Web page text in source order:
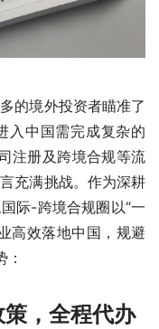
的境外投资者瞄准了
入中国需完成复杂的
注册及跨境合规等流
充满挑战。作为深耕
际-跨境合规圈以“一
高效落地中国，规避
，全程代办